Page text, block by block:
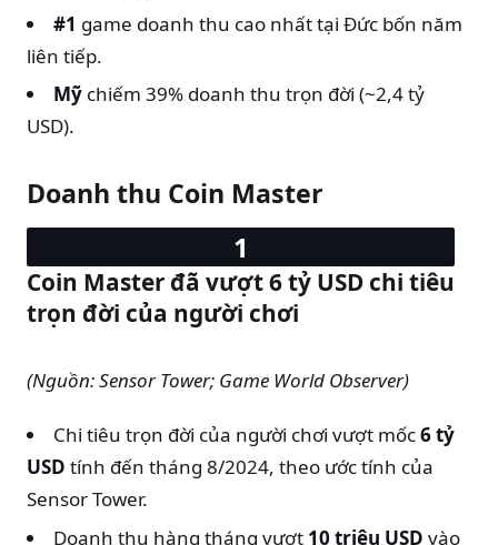
#1 game doanh thu cao nhất tại Đức bốn năm
liên tiếp.
Mỹ chiếm 39% doanh thu trọn đời (~2,4 tỷ
USD).
Doanh thu Coin Master
Coin Master đã vượt 6 tỷ USD chi tiêu
trọn đời của người chơi
(Nguồn: Sensor Tower; Game World Observer)
Chi tiêu trọn đời của người chơi vượt mốc6 tỷ
USD tính đến tháng 8/2024, theo ước tính của
Sensor Tower.
Doanh thu hàng tháng vượt 10 triệu USD vào